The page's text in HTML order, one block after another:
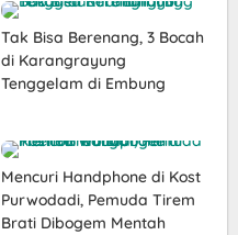
Tak Bisa Berenang, 3 Bocah
di Karangrayung
Tenggelam di Embung
Mencuri Handphone di Kost
Purwodadi, Pemuda Tirem
Brati Dibogem Mentah